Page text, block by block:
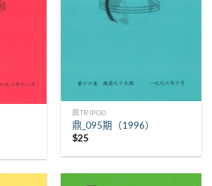
鼎TRIPOD
鼎_095期（1996）
$25